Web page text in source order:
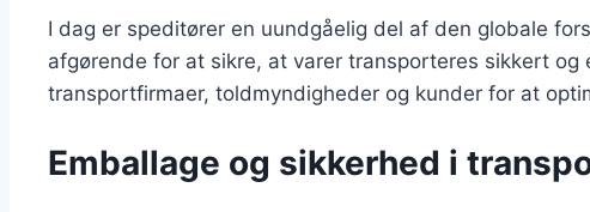
I dag er speditører en uundgåelig del af den globale
afgørende for at sikre, at varer transporteres sikkert
transportfirmaer, toldmyndigheder og kunder for at
Emballage og sikkerhed i